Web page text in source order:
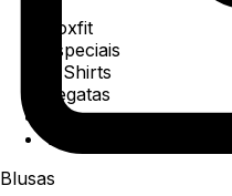
Boxfit
Especiais
T-Shirts
Regatas
Polo
Ver todos
Blusas